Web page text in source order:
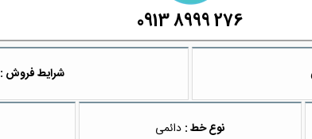
0913 8999 276
شرایط فروش :
نوع خط : دائمی